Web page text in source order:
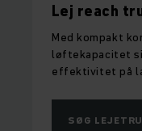
Lej reach
Med kompakt
løftekapacitet
effektivitet på
SØG